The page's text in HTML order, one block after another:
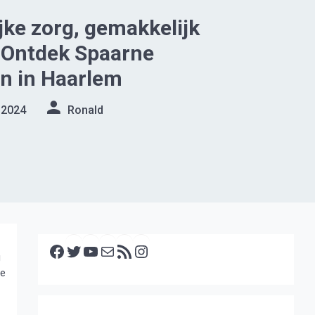
zorg, gemakkelijk
Spaarne
in Haarlem
Ronald
Facebook Twitter YouTube E-mail RSS feed